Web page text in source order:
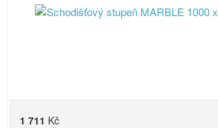
1 711 Kč